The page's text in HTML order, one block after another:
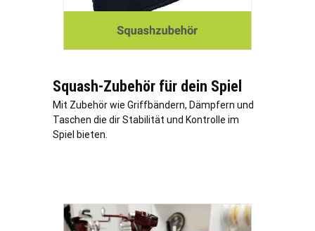
Squash-Zubehör für dein Spiel
Mit Zubehör wie Griffbändern, Dämpfern und
Taschen die dir Stabilität und Kontrolle im
Spiel bieten.